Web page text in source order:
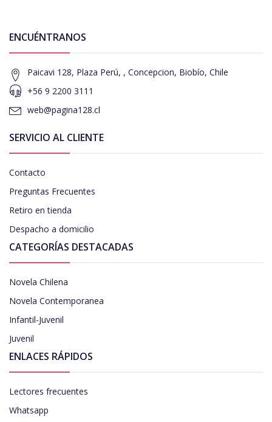
ENCUÉNTRANOS
Paicavi 128, Plaza Perú, , Concepcion, Biobío, Chile
+56 9 2200 3111
web@pagina128.cl
SERVICIO AL CLIENTE
Contacto
Preguntas Frecuentes
Retiro en tienda
Despacho a domicilio
CATEGORÍAS DESTACADAS
Novela Chilena
Novela Contemporanea
Infantil-Juvenil
Juvenil
ENLACES RÁPIDOS
Lectores frecuentes
Whatsapp